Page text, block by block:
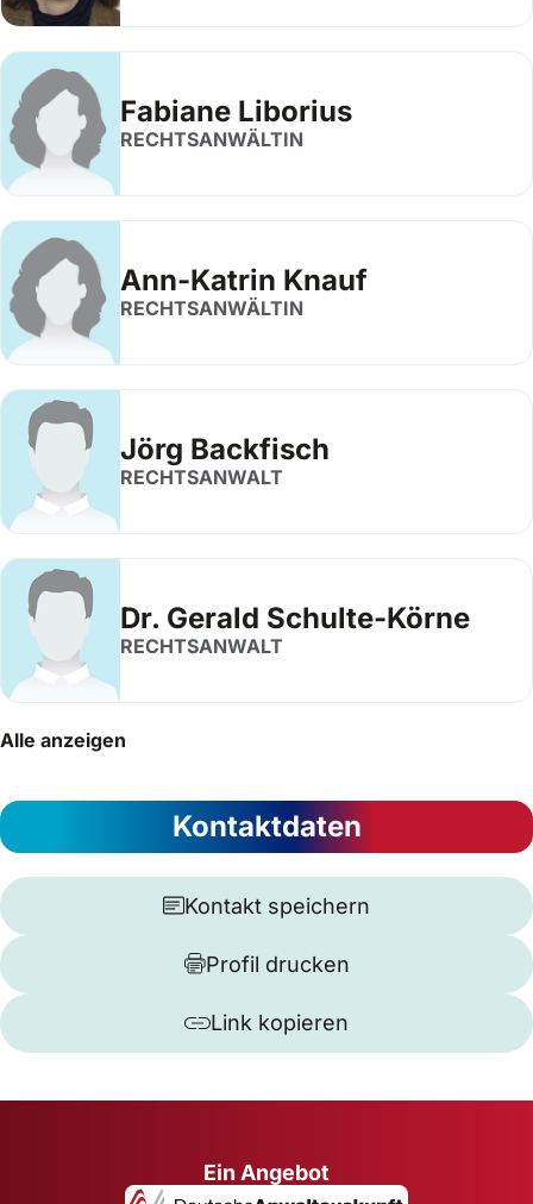
Fabiane Liborius
RECHTSANWÄLTIN
Ann-Katrin Knauf
RECHTSANWÄLTIN
Jörg Backfisch
RECHTSANWALT
Dr. Gerald Schulte-Körne
RECHTSANWALT
Alle anzeigen
Kontaktdaten
Kontakt speichern
Profil drucken
Link kopieren
Ein Angebot